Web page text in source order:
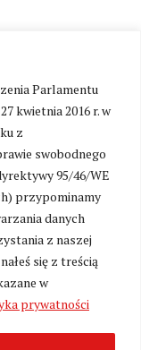
Parlamentu
kwietnia 2016 r. w
z
swobodnego
95/46/WE
przypominamy
danych
z naszej
się z treścią
w
prywatności